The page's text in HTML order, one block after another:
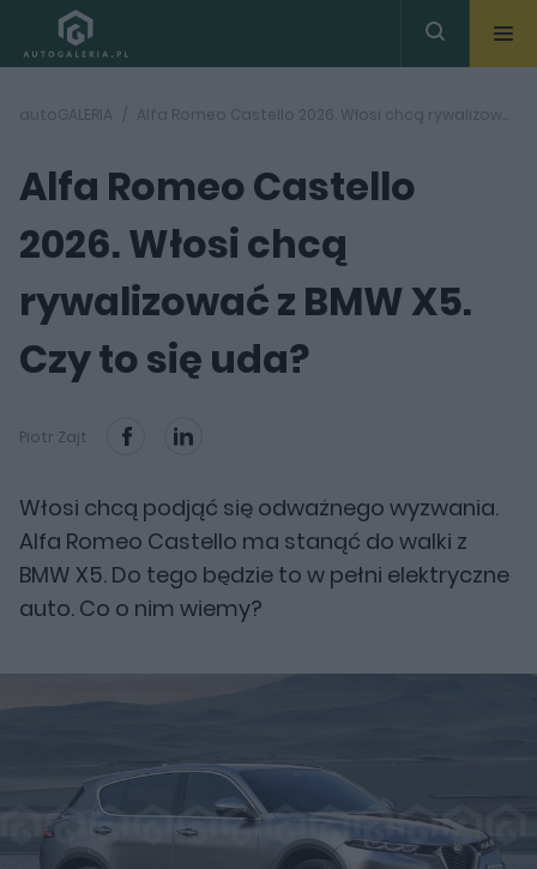
autoGALERIA Alfa Romeo Castello 2026. Włosi chcą rywalizować z BMW X5. Czy to się uda?
Alfa Romeo Castello
2026. Włosi chcą
rywalizować z BMW X5.
Czy to się uda?
Piotr Zajt
Włosi chcą podjąć się odważnego wyzwania.
Alfa Romeo Castello ma stanąć do walki z
BMW X5. Do tego będzie to w pełni elektryczne
auto. Co o nim wiemy?